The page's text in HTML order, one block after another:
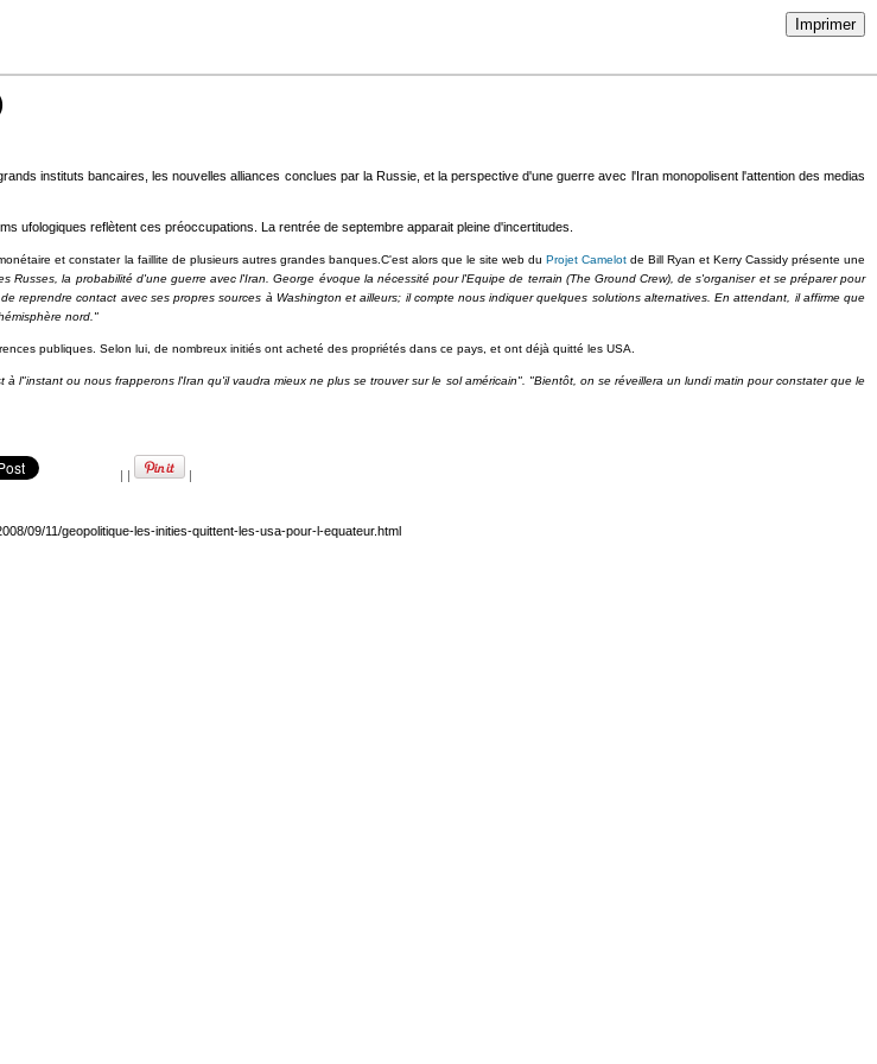
Imprimer
instituts bancaires, les nouvelles alliances conclues par la Russie, et la perspective d'une guerre avec l'Iran monopolisent l'attention des medias
ufologiques reflètent ces préoccupations. La rentrée de septembre apparait pleine d'incertitudes.
et constater la faillite de plusieurs autres grandes banques.C'est alors que le site web du Projet Camelot de Bill Ryan et Kerry Cassidy présente une
Russes, la probabilité d'une guerre avec l'Iran. George évoque la nécessité pour l'Equipe de terrain (The Ground Crew), de s'organiser et se préparer pour
contact avec ses propres sources à Washington et ailleurs; il compte nous indiquer quelques solutions alternatives. En attendant, il affirme que
nord."
publiques. Selon lui, de nombreux initiés ont acheté des propriétés dans ce pays, et ont déjà quitté les USA.
à l"instant ou nous frapperons l'Iran qu'il vaudra mieux ne plus se trouver sur le sol américain". "Bientôt, on se réveillera un lundi matin pour constater que le
| | |
09/11/geopolitique-les-inities-quittent-les-usa-pour-l-equateur.html